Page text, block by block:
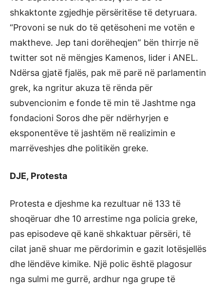
shkaktonte zgjedhje përsëritëse të detyruara.
“Provoni se nuk do të qetësoheni me votën e
maktheve. Jep tani dorëheqjen” bën thirrje në
twitter sot në mëngjes Kamenos, lider i ANEL.
Ndërsa gjatë fjalës, pak më parë në parlamentin
grek, ka ngritur akuza të rënda për
subvencionim e fonde të min të Jashtme nga
fondacioni Soros dhe për ndërhyrjen e
eksponentëve të jashtëm në realizimin e
marrëveshjes dhe politikën greke.
DJE, Protesta
Protesta e djeshme ka rezultuar në 133 të
shoqëruar dhe 10 arrestime nga policia greke,
pas episodeve që kanë shkaktuar përsëri, të
cilat janë shuar me përdorimin e gazit lotësjellës
dhe lëndëve kimike. Një polic është plagosur
nga sulmi me gurrë, ardhur nga grupe të